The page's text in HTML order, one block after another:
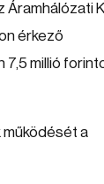
Áramhálózati
érkező
millió
működését a